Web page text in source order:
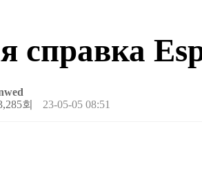
справка
회 23-05-05 08:51